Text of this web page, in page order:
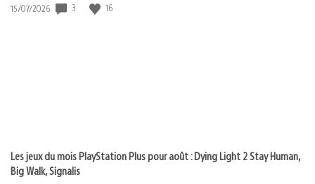
Date
15/07/2026 3 16
Les jeux du mois PlayStation Plus pour août : Dying Light 2 Stay Human,
Big Walk, Signalis